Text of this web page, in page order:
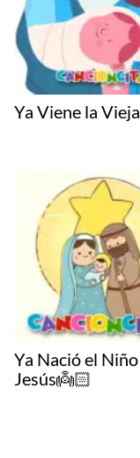
Ya Viene la
Ya Nació el Niño
Jesús👼🏻